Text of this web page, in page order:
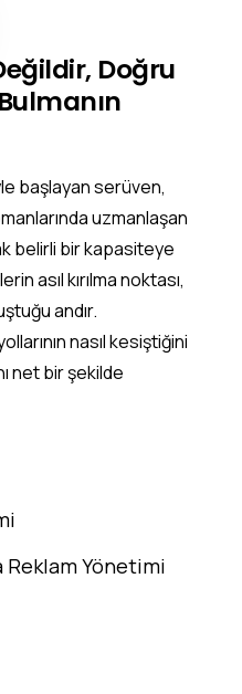
Doğru
başlayan serüven,
uzmanlaşan
belirli bir kapasiteye
asıl kırılma noktası,
andır.
nasıl kesiştiğini
net bir şekilde
Reklam Yönetimi